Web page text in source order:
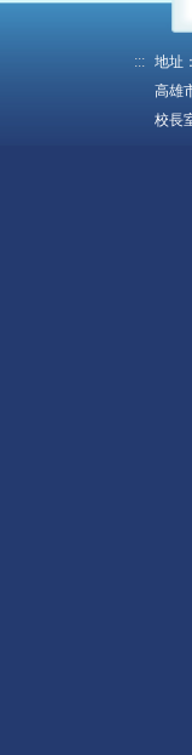
::: 地址
高雄
校長